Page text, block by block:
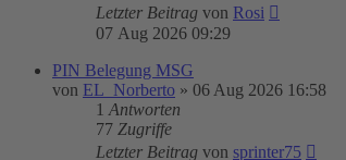
Letzter Beitrag von Rosi
07 Aug 2026 09:29
PIN Belegung MSG
von EL_Norberto » 06 Aug 2026 16:58
1 Antworten
77 Zugriffe
Letzter Beitrag von sprinter75